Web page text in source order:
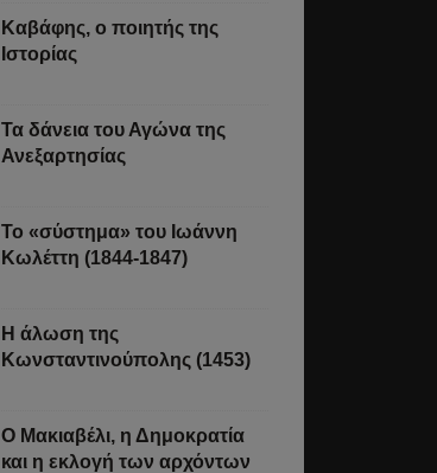
Καβάφης, ο ποιητής της
Ιστορίας
Τα δάνεια του Αγώνα της
Ανεξαρτησίας
Το «σύστημα» του Ιωάννη
Κωλέττη (1844-1847)
Η άλωση της
Κωνσταντινούπολης (1453)
Ο Μακιαβέλι, η Δημοκρατία
και η εκλογή των αρχόντων